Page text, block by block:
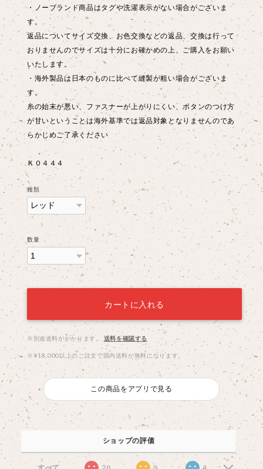
・ノーブランド商品はタグや洗濯表示がない場合がございま
す。
返品についてサイズ交換、お色交換などの返品、交換は行って
おりませんのでサイズは十分にお確かめの上、ご購入をお願い
いたします。
・海外製品は日本のものに比べて縫製が粗い場合がございま
す。
糸の始末が悪い、ファスナーが上がりにくい、ボタンのつけ方
が甘いということは海外基準では返品対象となりませんのであ
らかじめご了承ください
Ｋ０４４４
種類
数量
カートに入れる
※別途送料がかかります。 送料を確認する
※¥18,000以上のご注文で国内送料が無料になります。
この商品をアプリで見る
ショップの評価